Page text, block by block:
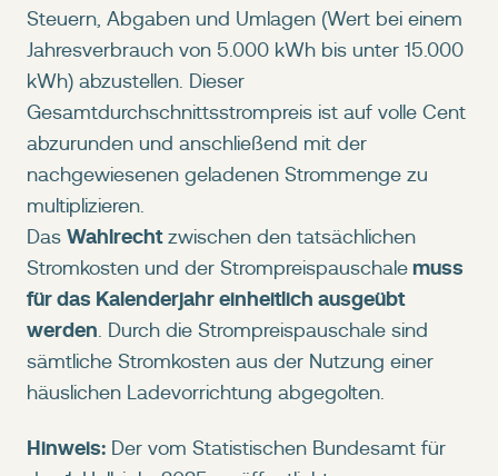
Steuern, Abgaben und Umlagen (Wert bei einem
Jahresverbrauch von 5.000 kWh bis unter 15.000
kWh) abzustellen. Dieser
Gesamtdurchschnittsstrompreis ist auf volle Cent
abzurunden und anschließend mit der
nachgewiesenen geladenen Strommenge zu
multiplizieren.
Das Wahlrechtzwischen den tatsächlichen
Stromkosten und der Strompreispauschale muss
für das Kalenderjahr einheitlich ausgeübt
werden . Durch die Strompreispauschale sind
sämtliche Stromkosten aus der Nutzung einer
häuslichen Ladevorrichtung abgegolten.
Hinweis: Der vom Statistischen Bundesamt für